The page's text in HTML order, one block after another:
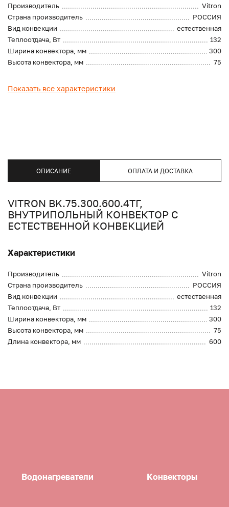
Производитель
Vitron
Страна производитель
РОССИЯ
Вид конвекции
естественная
Теплоотдача, Вт
132
Ширина конвектора, мм
300
Высота конвектора, мм
75
Показать все характеристики
ОПИСАНИЕ ОПЛАТА И ДОСТАВКА
VITRON BK.75.300.600.4ТГ,
ВНУТРИПОЛЬНЫЙ КОНВЕКТОР С
ЕСТЕСТВЕННОЙ КОНВЕКЦИЕЙ
Характеристики
Производитель
Vitron
Страна производитель
РОССИЯ
Вид конвекции
естественная
Теплоотдача, Вт
132
Ширина конвектора, мм
300
Высота конвектора, мм
75
Длина конвектора, мм
600
Водонагреватели Конвекторы